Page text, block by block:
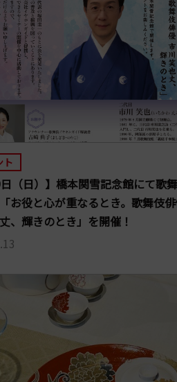
ト
日（日）】橋本関雪記念館にて歌
お役と心が重なるとき。歌舞伎
、輝きのとき」を開催！